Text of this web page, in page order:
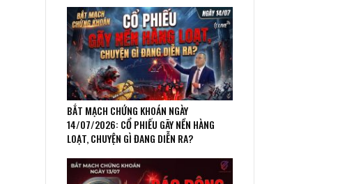
BẮT MẠCH CHỨNG KHOÁN NGÀY
14/07/2026: CỔ PHIẾU GÃY NỀN HÀNG
LOẠT, CHUYỆN GÌ ĐANG DIỄN RA?